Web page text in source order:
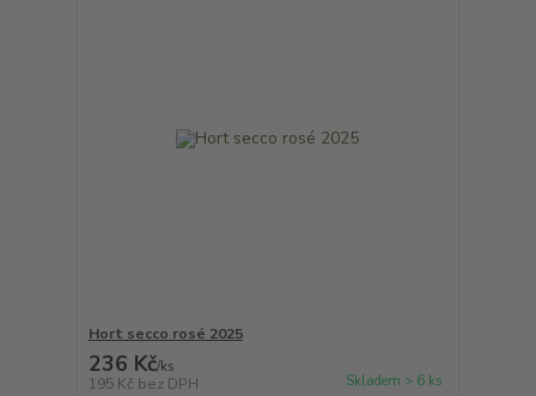
Hort secco rosé 2025
236 Kč/ks
195 Kč bez DPH Skladem > 6 ks